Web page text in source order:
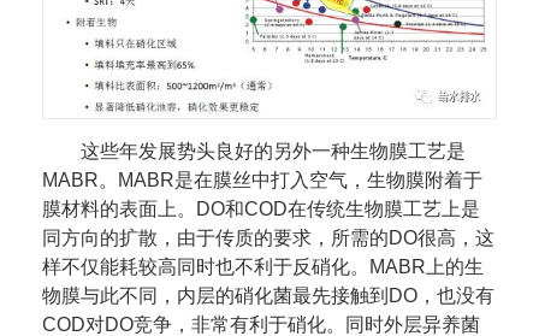
这些年发展势头良好的另外一种生物膜工艺是
MABR。MABR是在膜丝中打入空气，生物膜附着于
膜材料的表面上。DO和COD在传统生物膜工艺上是
同方向的扩散，由于传质的要求，所需的DO很高，这
样不仅能耗较高同时也不利于反硝化。MABR上的生
物膜与此不同，内层的硝化菌最先接触到DO，也没有
COD对DO竞争，非常有利于硝化。同时外层异养菌